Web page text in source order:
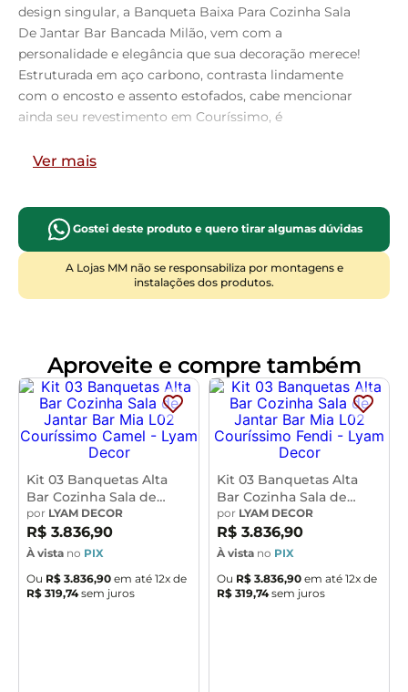
design singular, a Banqueta Baixa Para Cozinha Sala
De Jantar Bar Bancada Milão, vem com a
personalidade e elegância que sua decoração merece!
Estruturada em aço carbono, contrasta lindamente
com o encosto e assento estofados, cabe mencionar
ainda seu revestimento em Couríssimo, é
extremamente resistentes e aconchegantes. Possui
conforto. Pode ser disposta em bancada, cozinha
americana, área gourmet ou home bar, as
possibilidades são infinitas e as combinações ficarão
perfeitas. Adquira já a sua!!
Medidas Internas:
Altura do chão ao assento: 65 cm
Altura do chão ao apoio para pés: 20 cm
Altura do assento ao encosto: 25 cm
Altura do assento: 6 cm
Largura do assento: 34 cm
Largura do encosto: 38 cm
Profundidade do encosto: 5 cm
Altura do encosto: 10,5 cm
Características:
Encosto e assento estofados com espuma laminada.
Ver mais
Gostei deste produto e quero tirar algumas dúvidas
A Lojas MM não se responsabiliza por montagens e
instalações dos produtos.
Aproveite e compre também
Kit 03 Banquetas Alta
Bar Cozinha Sala de
Jantar Bar Mia L02
Couríssimo Camel - Lyam
Decor
por LYAM DECOR
R$ 3.836,90
À vista no PIX
Ou R$ 3.836,90 em até 12x de
R$ 319,74sem juros
Kit 03 Banquetas Alta
Bar Cozinha Sala de
Jantar Bar Mia L02
Couríssimo Fendi - Lyam
Decor
por LYAM DECOR
R$ 3.836,90
À vista no PIX
Ou R$ 3.836,90 em até 12x de
R$ 319,74sem juros